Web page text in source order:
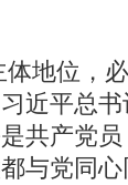
地位，
近平总
共产党
与党同